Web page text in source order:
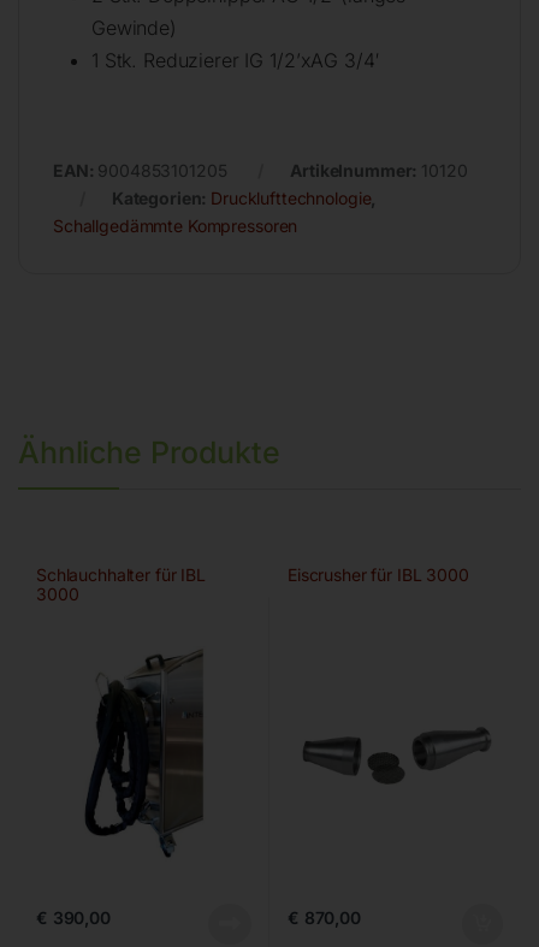
Gewinde)
1 Stk. Reduzierer IG 1/2’xAG 3/4′
EAN: 9004853101205 Artikelnummer: 10120
Kategorien: Drucklufttechnologie
Schallgedämmte Kompressoren
Ähnliche Produkte
Schlauchhalter für IBL
3000
€ 390,00
Eiscrusher für IBL 3000
€ 870,00